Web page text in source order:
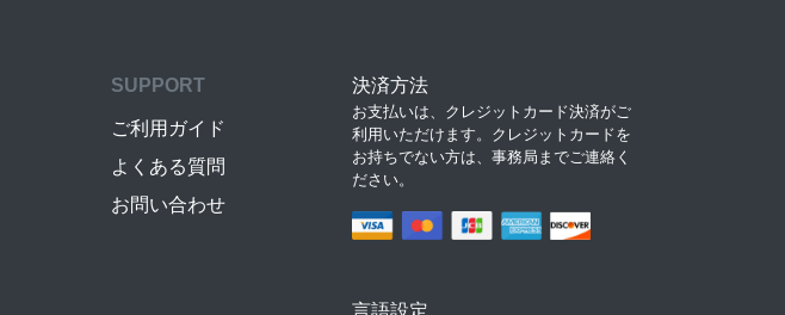
SUPPORT
ご利用ガイド
よくある質問
お問い合わせ
決済方法
お支払いは、クレジットカード決済がご
利用いただけます。クレジットカードを
お持ちでない方は、事務局までご連絡く
ださい。
言語設定